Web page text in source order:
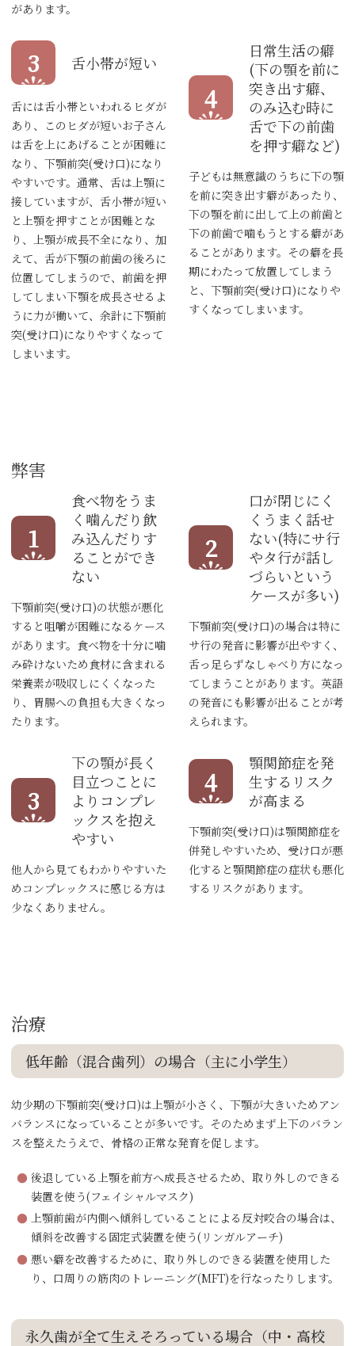
があります。
3 舌小帯が短い
舌には舌小帯といわれるヒダが
あり、このヒダが短いお子さん
は舌を上にあげることが困難に
なり、下顎前突(受け口)になり
やすいです。通常、舌は上顎に
接していますが、舌小帯が短い
と上顎を押すことが困難とな
り、上顎が成長不全になり、加
えて、舌が下顎の前歯の後ろに
位置してしまうので、前歯を押
してしまい下顎を成長させるよ
うに力が働いて、余計に下顎前
突(受け口)になりやすくなって
しまいます。
4
日常生活の癖
(下の顎を前に
突き出す癖、
のみ込む時に
舌で下の前歯
を押す癖など)
子どもは無意識のうちに下の顎
を前に突き出す癖があったり、
下の顎を前に出して上の前歯と
下の前歯で噛もうとする癖があ
ることがあります。その癖を長
期にわたって放置してしまう
と、下顎前突(受け口)になりや
すくなってしまいます。
弊害
1
食べ物をうま
く噛んだり飲
み込んだりす
ることができ
ない
下顎前突(受け口)の状態が悪化
すると咀嚼が困難になるケース
があります。食べ物を十分に噛
み砕けないため食材に含まれる
栄養素が吸収しにくくなった
り、胃腸への負担も大きくなっ
たります。
2
口が閉じにく
くうまく話せ
ない(特にサ行
やタ行が話し
づらいという
ケースが多い)
下顎前突(受け口)の場合は特に
サ行の発音に影響が出やすく、
舌っ足らずなしゃべり方になっ
てしまうことがあります。英語
の発音にも影響が出ることが考
えられます。
3
下の顎が長く
目立つことに
よりコンプレ
ックスを抱え
やすい
他人から見てもわかりやすいた
めコンプレックスに感じる方は
少なくありません。
4
顎関節症を発
生するリスク
が高まる
下顎前突(受け口)は顎関節症を
併発しやすいため、受け口が悪
化すると顎関節症の症状も悪化
するリスクがあります。
治療
低年齢（混合歯列）の場合（主に小学生）
幼少期の下顎前突(受け口)は上顎が小さく、下顎が大きいためアン
バランスになっていることが多いです。そのためまず上下のバラン
スを整えたうえで、骨格の正常な発育を促します。
後退している上顎を前方へ成長させるため、取り外しのできる
装置を使う(フェイシャルマスク)
上顎前歯が内側へ傾斜していることによる反対咬合の場合は、
傾斜を改善する固定式装置を使う(リンガルアーチ)
悪い癖を改善するために、取り外しのできる装置を使用した
り、口周りの筋肉のトレーニング(MFT)を行なったりします。
永久歯が全て生えそろっている場合（中・高校